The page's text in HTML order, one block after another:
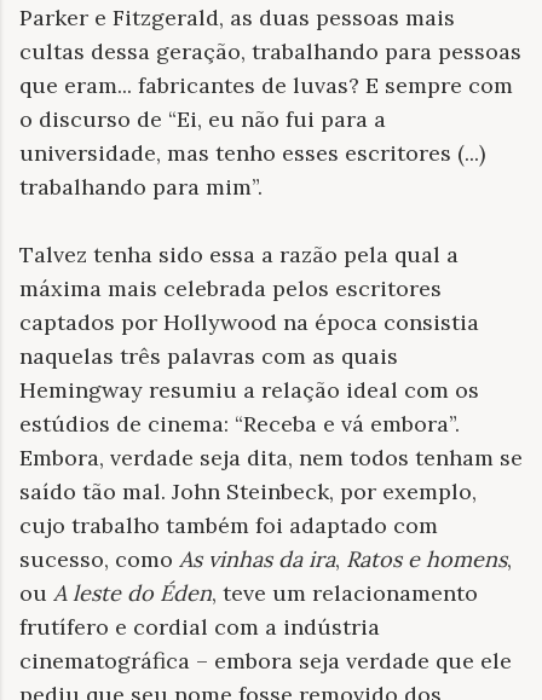
Parker e Fitzgerald, as duas pessoas mais
cultas dessa geração, trabalhando para pessoas
que eram... fabricantes de luvas? E sempre com
o discurso de “Ei, eu não fui para a
universidade, mas tenho esses escritores (...)
trabalhando para mim”.
Talvez tenha sido essa a razão pela qual a
máxima mais celebrada pelos escritores
captados por Hollywood na época consistia
naquelas três palavras com as quais
Hemingway resumiu a relação ideal com os
estúdios de cinema: “Receba e vá embora”.
Embora, verdade seja dita, nem todos tenham se
saído tão mal. John Steinbeck, por exemplo,
cujo trabalho também foi adaptado com
sucesso, como As vinhas da ira, Ratos e homens,
ou A leste do Éden, teve um relacionamento
frutífero e cordial com a indústria
cinematográfica – embora seja verdade que ele